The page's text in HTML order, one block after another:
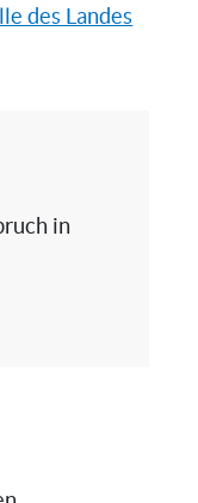
des Landes
in